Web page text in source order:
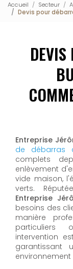
Accueil Secteur
Devis pour
Entreprise
de débarras
complets
enlèvement
vide maison,
verts.
Entreprise
besoins des
manière
particuliers
intervention
garantissant